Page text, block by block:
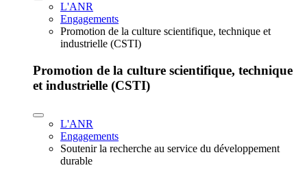
L'ANR
Engagements
Promotion de la culture scientifique, technique et
industrielle (CSTI)
Promotion de la culture scientifique, technique
et industrielle (CSTI)
L'ANR
Engagements
Soutenir la recherche au service du développement
durable